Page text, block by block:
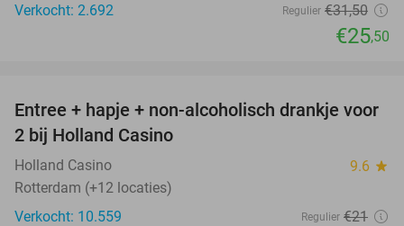
Verkocht: 2.692
Regulier €31,50
€25,50
52%
Entree + hapje + non-alcoholisch drankje voor
2 bij Holland Casino
Holland Casino 9.6 star
Rotterdam (+12 locaties)
Verkocht: 10.559
Regulier €21